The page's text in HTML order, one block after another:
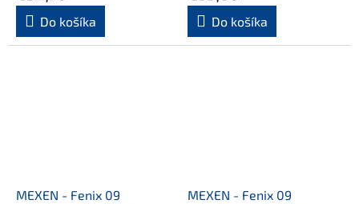
Do košíka Do košíka
MEXEN - Fenix 09
MEXEN - Fenix 09